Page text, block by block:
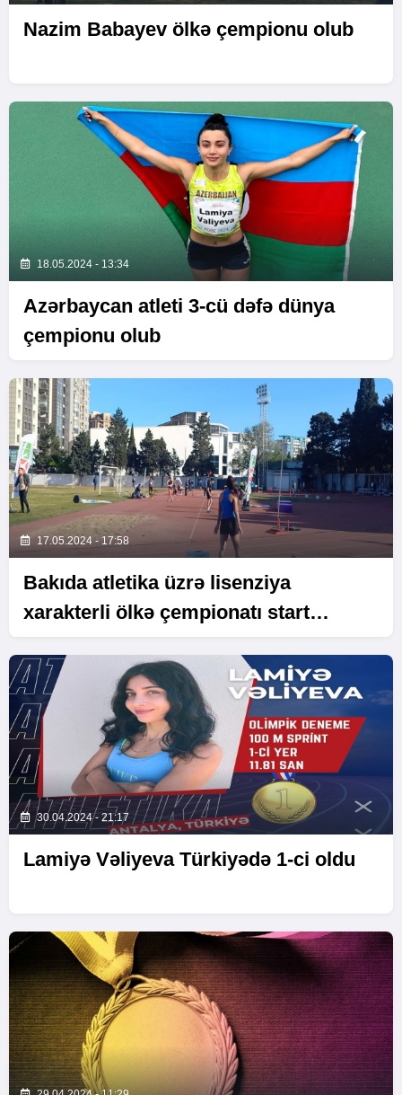
Nazim Babayev ölkə çempionu olub
18.05.2024 - 13:34
Azərbaycan atleti 3-cü dəfə dünya
çempionu olub
17.05.2024 - 17:58
Bakıda atletika üzrə lisenziya
xarakterli ölkə çempionatı start
30.04.2024 - 21:17
Lamiyə Vəliyeva Türkiyədə 1-ci oldu